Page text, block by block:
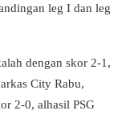
leg I dan leg
dengan skor 2-1,
City Rabu,
2-0, alhasil PSG